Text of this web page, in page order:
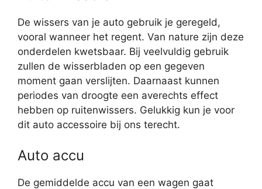
De wissers van je auto gebruik je geregeld,
vooral wanneer het regent. Van nature zijn deze
onderdelen kwetsbaar. Bij veelvuldig gebruik
zullen de wisserbladen op een gegeven
moment gaan verslijten. Daarnaast kunnen
periodes van droogte een averechts effect
hebben op ruitenwissers. Gelukkig kun je voor
dit auto accessoire bij ons terecht.
Auto accu
De gemiddelde accu van een wagen gaat